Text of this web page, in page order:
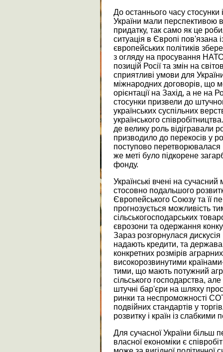
До останнього часу
України мали перспективою
придатку, так само як це
ситуація в Європі пов'язана
європейських політиків
з огляду на просування
позицій Росії та змін на
сприятливі умови для
міжнародних договорів, що
орієнтації на Захід, а не на
стосунки призвели до
українських суспільних
українського
де велику роль відігравали
призводило до перекосів у
поступово перетворювалася
же меті було підкорене
фонду.
Українські вчені на
стосовно подальшого
Європейського Союзу та її
прогнозується можливість
сільськогосподарських
єврозони та одержання
Зараз розгорнулася
надають кредити, та
конкретних розмірів
високорозвинутими
тими, що мають потужний
сільського господарства,
штучні бар'єри на шляху
ринки та неспроможності
подвійних стандартів у
розвитку і країн із
Для сучасної України більш
власної економіки є